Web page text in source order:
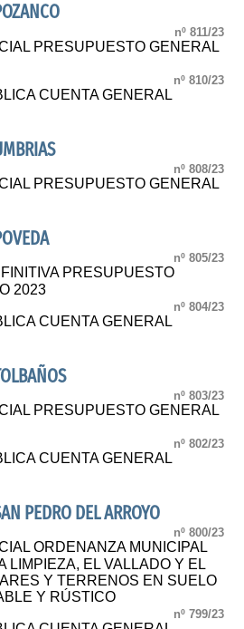
nº 811/23
PRESUPUESTO GENERAL
nº 810/23
CUENTA GENERAL
nº 808/23
PRESUPUESTO GENERAL
nº 805/23
PRESUPUESTO
2023
nº 804/23
CUENTA GENERAL
nº 803/23
PRESUPUESTO GENERAL
nº 802/23
CUENTA GENERAL
PEDRO DEL ARROYO
nº 800/23
ORDENANZA MUNICIPAL
LIMPIEZA, EL VALLADO Y EL
Y TERRENOS EN SUELO
Y RÚSTICO
nº 799/23